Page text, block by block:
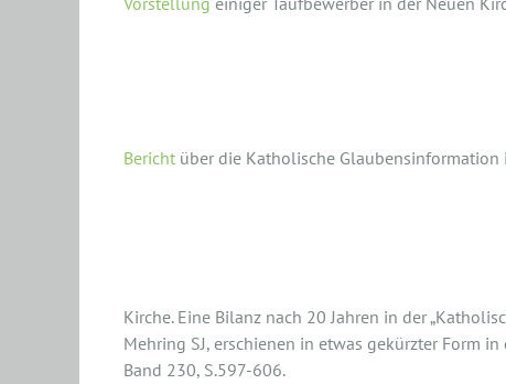
Bericht über die Katholische Glaubensinformation
Kirche. Eine Bilanz nach 20 Jahren in der
Mehring SJ, erschienen in etwas gekürzter Form
Band 230, S.597-606.